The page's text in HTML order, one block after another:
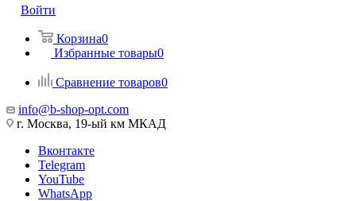
Войти
Корзина0
Избранные товары0
Сравнение товаров0
info@b-shop-opt.com
г. Москва, 19-ый км МКАД
Вконтакте
Telegram
YouTube
WhatsApp